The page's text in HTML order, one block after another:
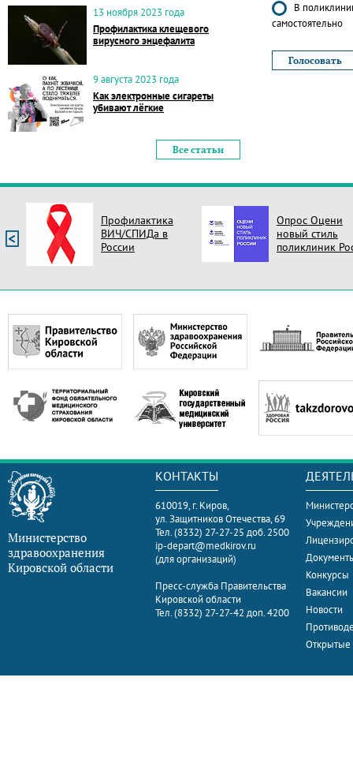
13 ноября 2023 года
Профилактика клещевого
вирусного энцефалита
9 августа 2023 года
Как электронные сигареты
убивают лёгкие
Все статьи
В
самостоятельно
Профилактика
ВИЧ/СПИДа в
России
Опрос Оцени
новый стиль
поликлиник
Министерство
здравоохранения
Кировской области
КОНТАКТЫ
610019, г. Киров,
ул. Защитников Отечества, 69
Тел. (8332) 27-27-25 доб. 2500
ip-depart@medkirov.ru
(для организаций)
Пресс-служба Правительства
Кировской области
Тел. (8332) 27-27-42 доп. 4200
Конкурсы
Вакансии
Новости